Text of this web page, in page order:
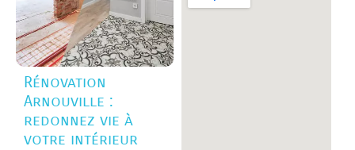
Rénovation
Arnouville :
redonnez vie à
votre intérieur